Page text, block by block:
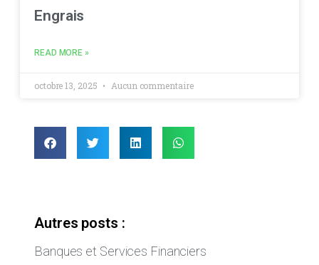
Engrais
READ MORE »
octobre 13, 2025 Aucun commentaire
Autres posts :
Banques et Services Financiers